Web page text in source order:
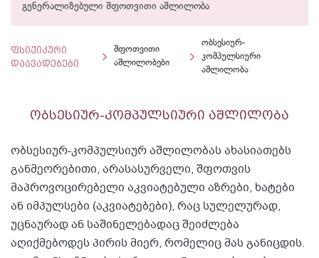
გენერალიზებული შფოთვითი აშლილობა
ფსიქიკური
დაავადებები
შფოთვითი
აშლილობები
ობსესიურ-
კომპულსიური
აშლილობა
ობსესიურ-კომპულსიური აშლილობა
ობსესიურ-კომპულსიურ აშლილობას ახასიათებს
განმეორებითი, არასასურველი, შფოთვის
მაპროვოცირებელი აკვიატებული აზრები, ხატები
ან იმპულსები (აკვიატებები), რაც სულელურად,
უცნაურად ან საშინელებადაც შეიძლება
აღიქმებოდეს პირის მიერ, რომელიც მას განიცდის.